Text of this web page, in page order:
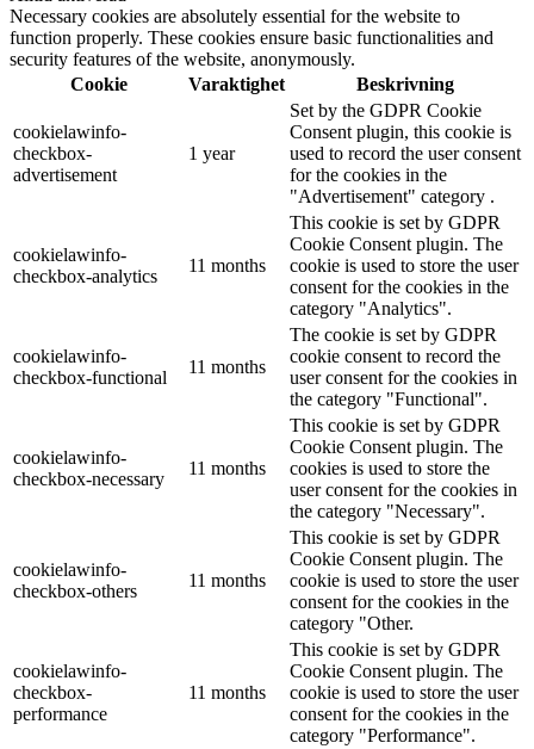
Necessary cookies are absolutely essential for the website to
function properly. These cookies ensure basic functionalities and
security features of the website, anonymously.
Cookie
Varaktighet Beskrivning
cookielawinfo-
checkbox-
advertisement
1 year
Set by the GDPR Cookie
Consent plugin, this cookie is
used to record the user consent
for the cookies in the
"Advertisement" category .
cookielawinfo-
checkbox-analytics
11 months
This cookie is set by GDPR
Cookie Consent plugin. The
cookie is used to store the user
consent for the cookies in the
category "Analytics".
cookielawinfo-
checkbox-functional
11 months
The cookie is set by GDPR
cookie consent to record the
user consent for the cookies in
the category "Functional".
cookielawinfo-
checkbox-necessary
11 months
This cookie is set by GDPR
Cookie Consent plugin. The
cookies is used to store the
user consent for the cookies in
the category "Necessary".
cookielawinfo-
checkbox-others
11 months
This cookie is set by GDPR
Cookie Consent plugin. The
cookie is used to store the user
consent for the cookies in the
category "Other.
cookielawinfo-
checkbox-
performance
11 months
This cookie is set by GDPR
Cookie Consent plugin. The
cookie is used to store the user
consent for the cookies in the
category "Performance".